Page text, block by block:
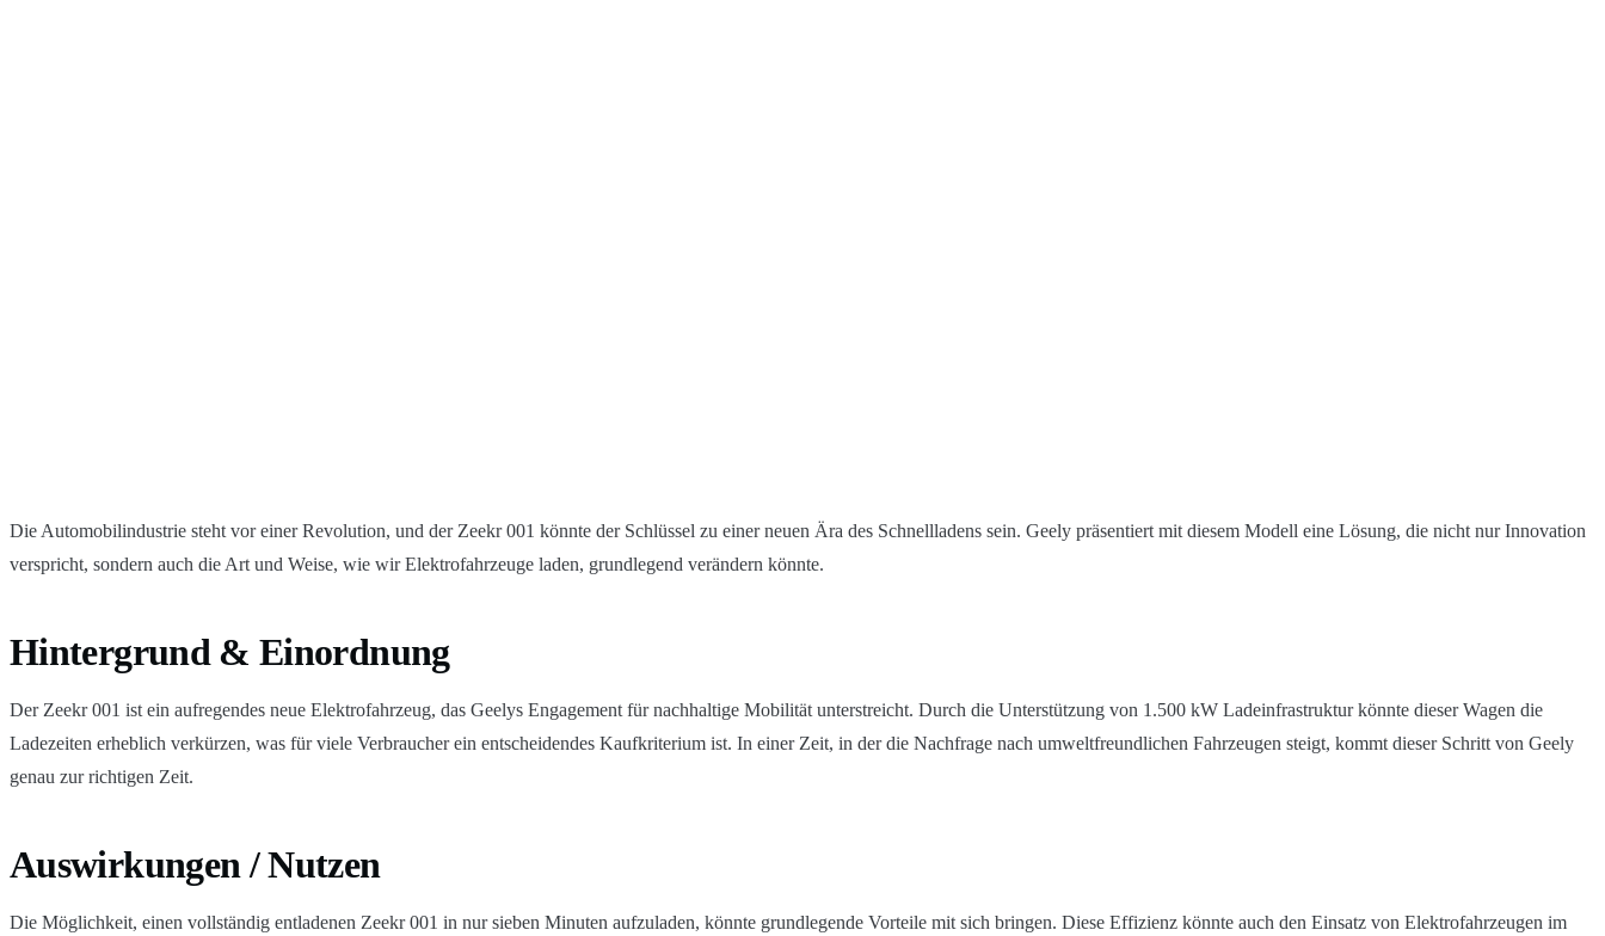
Die Automobilindustrie steht vor einer Revolution, und der Zeekr 001 könnte der Schlüssel zu einer neuen Ära des Schnellladens sein. Geely präsentiert mit diesem Modell eine Lösung, die nicht nur Innovation
verspricht, sondern auch die Art und Weise, wie wir Elektrofahrzeuge laden, grundlegend verändern könnte.
Hintergrund & Einordnung
Der Zeekr 001 ist ein aufregendes neue Elektrofahrzeug, das Geelys Engagement für nachhaltige Mobilität unterstreicht. Durch die Unterstützung von 1.500 kW Ladeinfrastruktur könnte dieser Wagen die
Ladezeiten erheblich verkürzen, was für viele Verbraucher ein entscheidendes Kaufkriterium ist. In einer Zeit, in der die Nachfrage nach umweltfreundlichen Fahrzeugen steigt, kommt dieser Schritt von Geely
genau zur richtigen Zeit.
Auswirkungen / Nutzen
Die Möglichkeit, einen vollständig entladenen Zeekr 001 in nur sieben Minuten aufzuladen, könnte grundlegende Vorteile mit sich bringen. Diese Effizienz könnte auch den Einsatz von Elektrofahrzeugen im